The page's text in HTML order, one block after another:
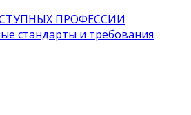
ПРОФЕССИИ
стандарты и требования